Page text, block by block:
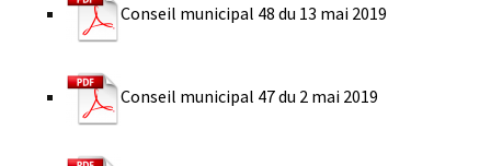
Conseil municipal 48 du 13 mai 2019
Conseil municipal 47 du 2 mai 2019